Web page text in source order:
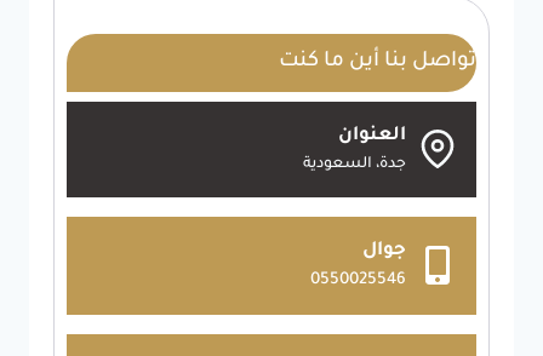
تواصل بنا أين ما كنت
العنوان
جدة، السعودية
جوال
0550025546